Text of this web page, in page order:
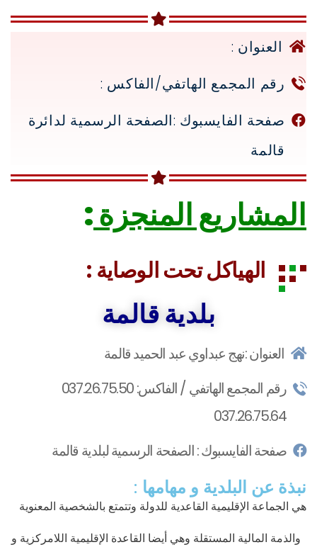
العنوان :
رقم المجمع الهاتفي/الفاكس :
صفحة الفايسبوك :الصفحة الرسمية لدائرة
قالمة
المشاريع المنجزة:
الهياكل تحت الوصاية :
بلدية قالمةبلدية حمام النبائل
العنوان :نهج عبداوي عبد الحميد قالمة
رقم المجمع الهاتفي / الفاكس: 037.26.75.50
037.26.75.64
صفحة الفايسبوك : الصفحة الرسمية لبلدية قالمة
نبذة عن البلدية و مهامها :
هي الجماعة الإقليمية القاعدية للدولة وتتمتع بالشخصية المعنوية
والذمة المالية المستقلة وهي أيضا القاعدة الإقليمية اللامركزية و